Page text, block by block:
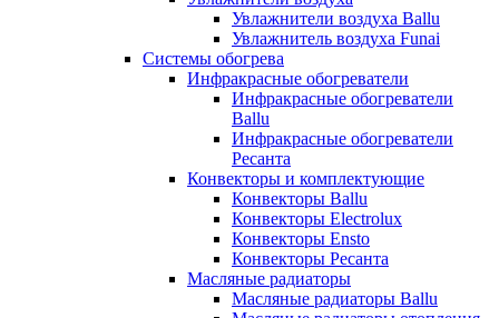
Увлажнители воздуха Ballu
Увлажнитель воздуха Funai
Системы обогрева
Инфракрасные обогреватели
Инфракрасные обогреватели
Ballu
Инфракрасные обогреватели
Ресанта
Конвекторы и комплектующие
Конвекторы Ballu
Конвекторы Electrolux
Конвекторы Ensto
Конвекторы Ресанта
Масляные радиаторы
Масляные радиаторы Ballu